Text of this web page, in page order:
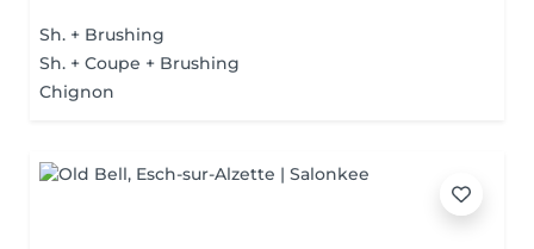
Sh. + Brushing
Sh. + Coupe + Brushing
Chignon